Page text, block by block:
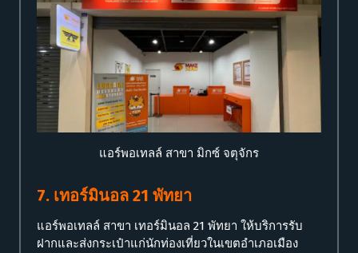
แอร์พอเทลล์ สาขา มิกซ์ จตุจักร
7. เทอร์มินอล 21 พัทยา
แอร์พอเทลล์ สาขา เทอร์มินอล 21 พัทยา ให้บริการรับ
ฝากและส่งกระเป๋าแก่นักท่องเที่ยวในเขตอำเภอเมือง